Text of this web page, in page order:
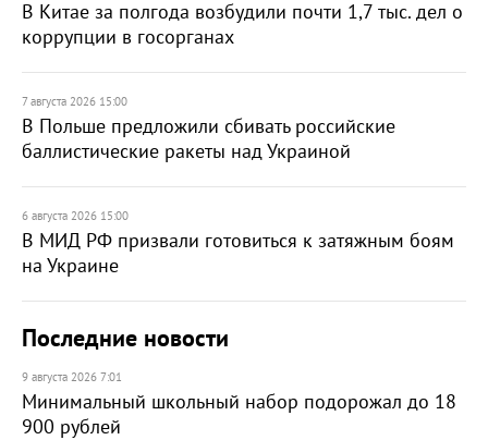
В Китае за полгода возбудили почти 1,7 тыс. дел о
коррупции в госорганах
7 августа 2026 15:00
В Польше предложили сбивать российские
баллистические ракеты над Украиной
6 августа 2026 15:00
В МИД РФ призвали готовиться к затяжным боям
на Украине
Последние новости
9 августа 2026 7:01
Минимальный школьный набор подорожал до 18
900 рублей